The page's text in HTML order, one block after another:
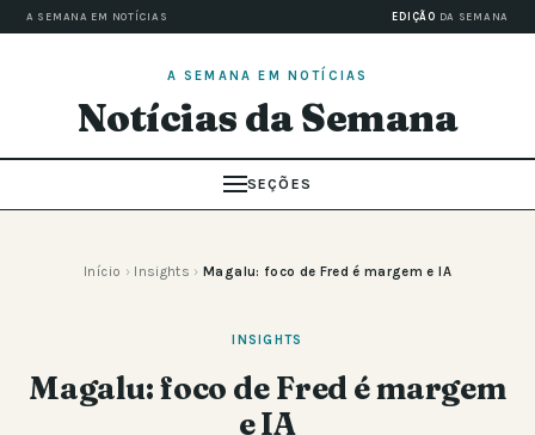
A SEMANA EM NOTÍCIAS EDIÇÃO DA SEMANA
A SEMANA EM NOTÍCIAS
Notícias da Semana
SEÇÕES
Início › Insights › Magalu: foco de Fred é margem e IA
INSIGHTS
Magalu: foco de Fred é margem
e IA